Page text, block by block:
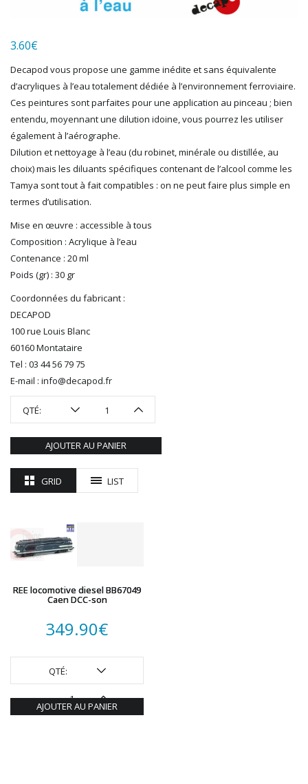
MAKETTE
MARLKIN
MKD
NOREV
NOVATEUR MODELES
PECO
PG mini
PIKO
PN SUD MODELISME
PREISER
R37
REDUTEX
REE
TAMIYA
TRAINS OUEST
Trains-O-Matic
TRIX
WIKING
WOODLAND SCENICS
3.60€
Decapod vous propose une gamme inédite et sans équivalente
d’acryliques à l’eau totalement dédiée à l’environnement ferroviaire.
Ces peintures sont parfaites pour une application au pinceau ; bien
entendu, moyennant une dilution idoine, vous pourrez les utiliser
également à l’aérographe.
Dilution et nettoyage à l’eau (du robinet, minérale ou distillée, au
choix) mais les diluants spécifiques contenant de l’alcool comme les
Tamya sont tout à fait compatibles : on ne peut faire plus simple en
termes d’utilisation.
Mise en œuvre : accessible à tous
Composition : Acrylique à l’eau
Contenance : 20 ml
Poids (gr) : 30 gr
Coordonnées du fabricant :
DECAPOD
100 rue Louis Blanc
60160 Montataire
Tel : 03 44 56 79 75
E-mail : info@decapod.fr
QTÉ:
AJOUTER AU PANIER
GRID LIST
REE locomotive diesel BB67049
Caen DCC-son
349.90€
QTÉ:
AJOUTER AU PANIER